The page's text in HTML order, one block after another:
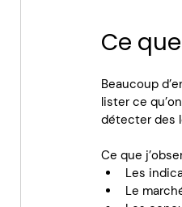
Ce
Beaucoup
lister ce
détecter des
Ce que
Les
Le